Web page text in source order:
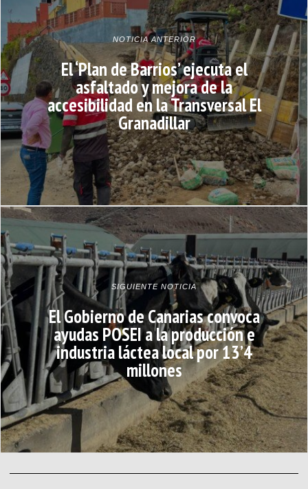
NOTICIA ANTERIOR
El ‘Plan de Barrios’ ejecuta el
asfaltado y mejora de la
accesibilidad en la Transversal El
Granadillar
SIGUIENTE NOTICIA
El Gobierno de Canarias convoca
ayudas POSEI a la producción e
industria láctea local por 13’4
millones